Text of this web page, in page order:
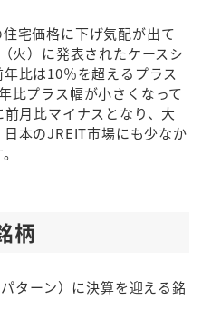
宅価格に下げ気配が出て
火）に発表されたケースシ
比は10％を超えるプラス
比プラス幅が小さくなって
月比マイナスとなり、大
本のJREIT市場にも少なか
柄
ターン）に決算を迎える銘